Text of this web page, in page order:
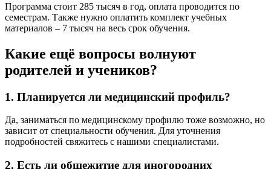
Программа стоит 285 тысяч в год, оплата проводится по
семестрам. Также нужно оплатить комплект учебных
материалов – 7 тысяч на весь срок обучения.
Какие ещё вопросы волнуют
родителей и учеников?
1. Планируется ли медицинский профиль?
Да, заниматься по медицинскому профилю тоже возможно, но
зависит от специальности обучения. Для уточнения
подробностей свяжитесь с нашими специалистами.
2. Есть ли общежитие для иногородних